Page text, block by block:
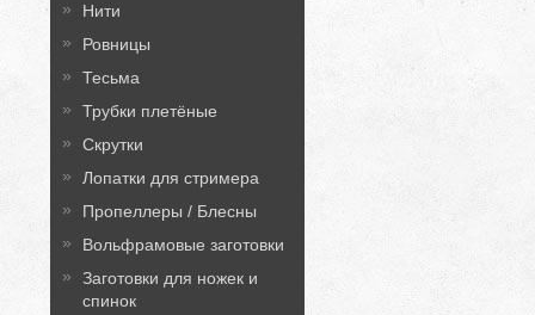
Нити
Ровницы
Тесьма
Трубки плетёные
Скрутки
Лопатки для стримера
Пропеллеры / Блесны
Вольфрамовые заготовки
Заготовки для ножек и
спинок